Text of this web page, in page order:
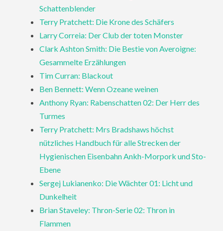
Schattenblender
Terry Pratchett: Die Krone des Schäfers
Larry Correia: Der Club der toten Monster
Clark Ashton Smith: Die Bestie von Averoigne:
Gesammelte Erzählungen
Tim Curran: Blackout
Ben Bennett: Wenn Ozeane weinen
Anthony Ryan: Rabenschatten 02: Der Herr des
Turmes
Terry Pratchett: Mrs Bradshaws höchst
nützliches Handbuch für alle Strecken der
Hygienischen Eisenbahn Ankh-Morpork und Sto-
Ebene
Sergej Lukianenko: Die Wächter 01: Licht und
Dunkelheit
Brian Staveley: Thron-Serie 02: Thron in
Flammen